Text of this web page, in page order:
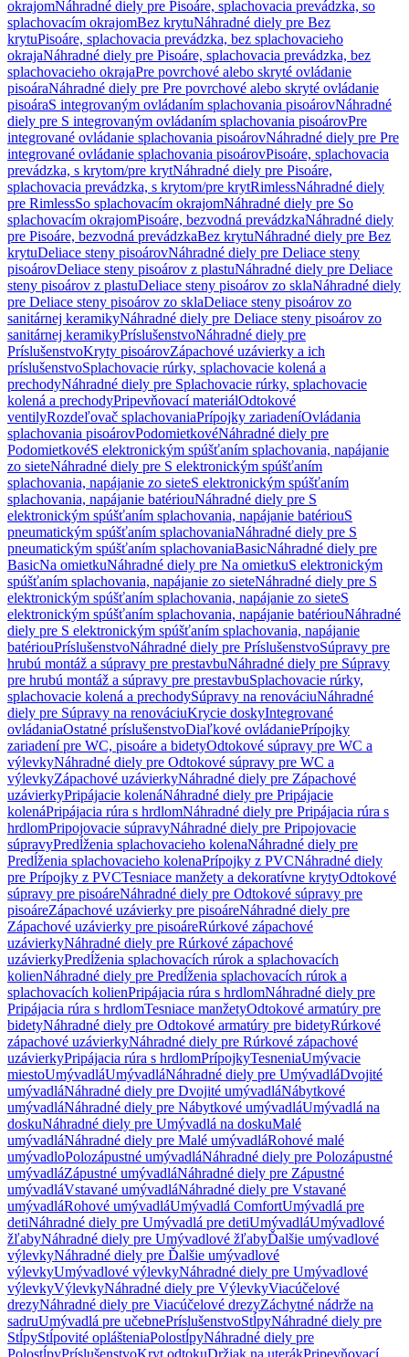
okrajomNáhradné diely pre Pisoáre, splachovacia prevádzka, so
splachovacím okrajomBez krytuNáhradné diely pre Bez
krytuPisoáre, splachovacia prevádzka, bez splachovacieho
okrajaNáhradné diely pre Pisoáre, splachovacia prevádzka, bez
splachovacieho okrajaPre povrchové alebo skryté ovládanie
pisoáraNáhradné diely pre Pre povrchové alebo skryté ovládanie
pisoáraS integrovaným ovládaním splachovania pisoárovNáhradné
diely pre S integrovaným ovládaním splachovania pisoárovPre
integrované ovládanie splachovania pisoárovNáhradné diely pre Pre
integrované ovládanie splachovania pisoárovPisoáre, splachovacia
prevádzka, s krytom/pre krytNáhradné diely pre Pisoáre,
splachovacia prevádzka, s krytom/pre krytRimlessNáhradné diely
pre RimlessSo splachovacím okrajomNáhradné diely pre So
splachovacím okrajomPisoáre, bezvodná prevádzkaNáhradné diely
pre Pisoáre, bezvodná prevádzkaBez krytuNáhradné diely pre Bez
krytuDeliace steny pisoárovNáhradné diely pre Deliace steny
pisoárovDeliace steny pisoárov z plastuNáhradné diely pre Deliace
steny pisoárov z plastuDeliace steny pisoárov zo sklaNáhradné diely
pre Deliace steny pisoárov zo sklaDeliace steny pisoárov zo
sanitárnej keramikyNáhradné diely pre Deliace steny pisoárov zo
sanitárnej keramikyPríslušenstvoNáhradné diely pre
PríslušenstvoKryty pisoárovZápachové uzávierky a ich
príslušenstvoSplachovacie rúrky, splachovacie kolená a
prechodyNáhradné diely pre Splachovacie rúrky, splachovacie
kolená a prechodyPripevňovací materiálOdtokové
ventilyRozdeľovač splachovaniaPrípojky zariadeníOvládania
splachovania pisoárovPodomietkovéNáhradné diely pre
PodomietkovéS elektronickým spúšťaním splachovania, napájanie
zo sieteNáhradné diely pre S elektronickým spúšťaním
splachovania, napájanie zo sieteS elektronickým spúšťaním
splachovania, napájanie batériouNáhradné diely pre S
elektronickým spúšťaním splachovania, napájanie batériouS
pneumatickým spúšťaním splachovaniaNáhradné diely pre S
pneumatickým spúšťaním splachovaniaBasicNáhradné diely pre
BasicNa omietkuNáhradné diely pre Na omietkuS elektronickým
spúšťaním splachovania, napájanie zo sieteNáhradné diely pre S
elektronickým spúšťaním splachovania, napájanie zo sieteS
elektronickým spúšťaním splachovania, napájanie batériouNáhradné
diely pre S elektronickým spúšťaním splachovania, napájanie
batériouPríslušenstvoNáhradné diely pre PríslušenstvoSúpravy pre
hrubú montáž a súpravy pre prestavbuNáhradné diely pre Súpravy
pre hrubú montáž a súpravy pre prestavbuSplachovacie rúrky,
splachovacie kolená a prechodySúpravy na renováciuNáhradné
diely pre Súpravy na renováciuKrycie doskyIntegrované
ovládaniaOstatné príslušenstvoDiaľkové ovládaniePrípojky
zariadení pre WC, pisoáre a bidetyOdtokové súpravy pre WC a
výlevkyNáhradné diely pre Odtokové súpravy pre WC a
výlevkyZápachové uzávierkyNáhradné diely pre Zápachové
uzávierkyPripájacie kolenáNáhradné diely pre Pripájacie
kolenáPripájacia rúra s hrdlomNáhradné diely pre Pripájacia rúra s
hrdlomPripojovacie súpravyNáhradné diely pre Pripojovacie
súpravyPredĺženia splachovacieho kolenaNáhradné diely pre
Predĺženia splachovacieho kolenaPrípojky z PVCNáhradné diely
pre Prípojky z PVCTesniace manžety a dekoratívne krytyOdtokové
súpravy pre pisoáreNáhradné diely pre Odtokové súpravy pre
pisoáreZápachové uzávierky pre pisoáreNáhradné diely pre
Zápachové uzávierky pre pisoáreRúrkové zápachové
uzávierkyNáhradné diely pre Rúrkové zápachové
uzávierkyPredĺženia splachovacích rúrok a splachovacích
kolienNáhradné diely pre Predĺženia splachovacích rúrok a
splachovacích kolienPripájacia rúra s hrdlomNáhradné diely pre
Pripájacia rúra s hrdlomTesniace manžetyOdtokové armatúry pre
bidetyNáhradné diely pre Odtokové armatúry pre bidetyRúrkové
zápachové uzávierkyNáhradné diely pre Rúrkové zápachové
uzávierkyPripájacia rúra s hrdlomPrípojkyTesneniaUmývacie
miestoUmývadláUmývadláNáhradné diely pre UmývadláDvojité
umývadláNáhradné diely pre Dvojité umývadláNábytkové
umývadláNáhradné diely pre Nábytkové umývadláUmývadlá na
doskuNáhradné diely pre Umývadlá na doskuMalé
umývadláNáhradné diely pre Malé umývadláRohové malé
umývadloPolozápustné umývadláNáhradné diely pre Polozápustné
umývadláZápustné umývadláNáhradné diely pre Zápustné
umývadláVstavané umývadláNáhradné diely pre Vstavané
umývadláRohové umývadláUmývadlá ComfortUmývadlá pre
detiNáhradné diely pre Umývadlá pre detiUmývadláUmývadlové
žľabyNáhradné diely pre Umývadlové žľabyĎalšie umývadlové
výlevkyNáhradné diely pre Ďalšie umývadlové
výlevkyUmývadlové výlevkyNáhradné diely pre Umývadlové
výlevkyVýlevkyNáhradné diely pre VýlevkyViacúčelové
drezyNáhradné diely pre Viacúčelové drezyZáchytné nádrže na
sadruUmývadlá pre učebnePríslušenstvoStĺpyNáhradné diely pre
StĺpyStĺpovité oplášteniaPolostĺpyNáhradné diely pre
PolostĺpyPríslušenstvoKryt odtokuDržiak na uterákPripevňovací